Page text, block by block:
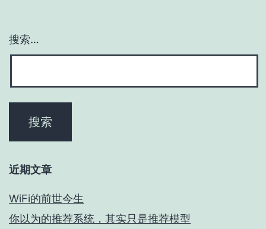
搜索…
近期文章
WiFi的前世今生
你以为的推荐系统，其实只是推荐模型